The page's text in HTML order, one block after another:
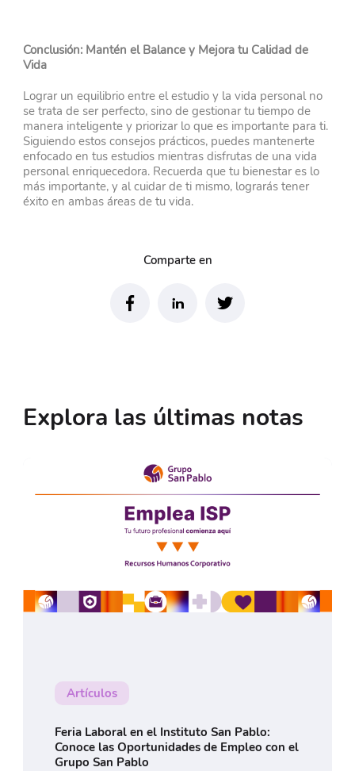
Conclusión: Mantén el Balance y Mejora tu Calidad de
Vida
Lograr un equilibrio entre el estudio y la vida personal no
se trata de ser perfecto, sino de gestionar tu tiempo de
manera inteligente y priorizar lo que es importante para ti.
Siguiendo estos consejos prácticos, puedes mantenerte
enfocado en tus estudios mientras disfrutas de una vida
personal enriquecedora. Recuerda que tu bienestar es lo
más importante, y al cuidar de ti mismo, lograrás tener
éxito en ambas áreas de tu vida.
Comparte en
Explora las últimas notas
Artículos
Feria Laboral en el Instituto San Pablo:
Conoce las Oportunidades de Empleo con el
Grupo San Pablo